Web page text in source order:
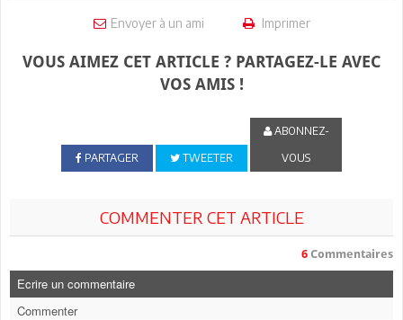
Envoyer à un ami Imprimer
VOUS AIMEZ CET ARTICLE ? PARTAGEZ-LE AVEC
VOS AMIS !
PARTAGER TWEETER
ABONNEZ-
VOUS
COMMENTER CET ARTICLE
6 Commentaires
Ecrire un commentaire
Commenter